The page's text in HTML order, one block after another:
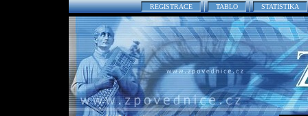
REGISTRACE TABLO STATISTIKA